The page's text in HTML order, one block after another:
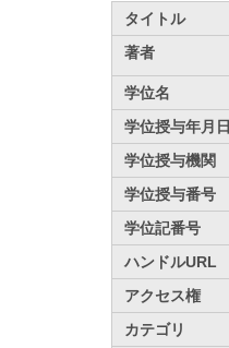
タイトル
著者
学位名
学位授与年月日
学位授与機関
学位授与番号
学位記番号
ハンドルURL
アクセス権
カテゴリ